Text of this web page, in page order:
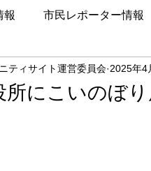
報 市民レポーター情報
のお知らせ その他
にこいのぼ
ティサイト運営委員会 2025年4